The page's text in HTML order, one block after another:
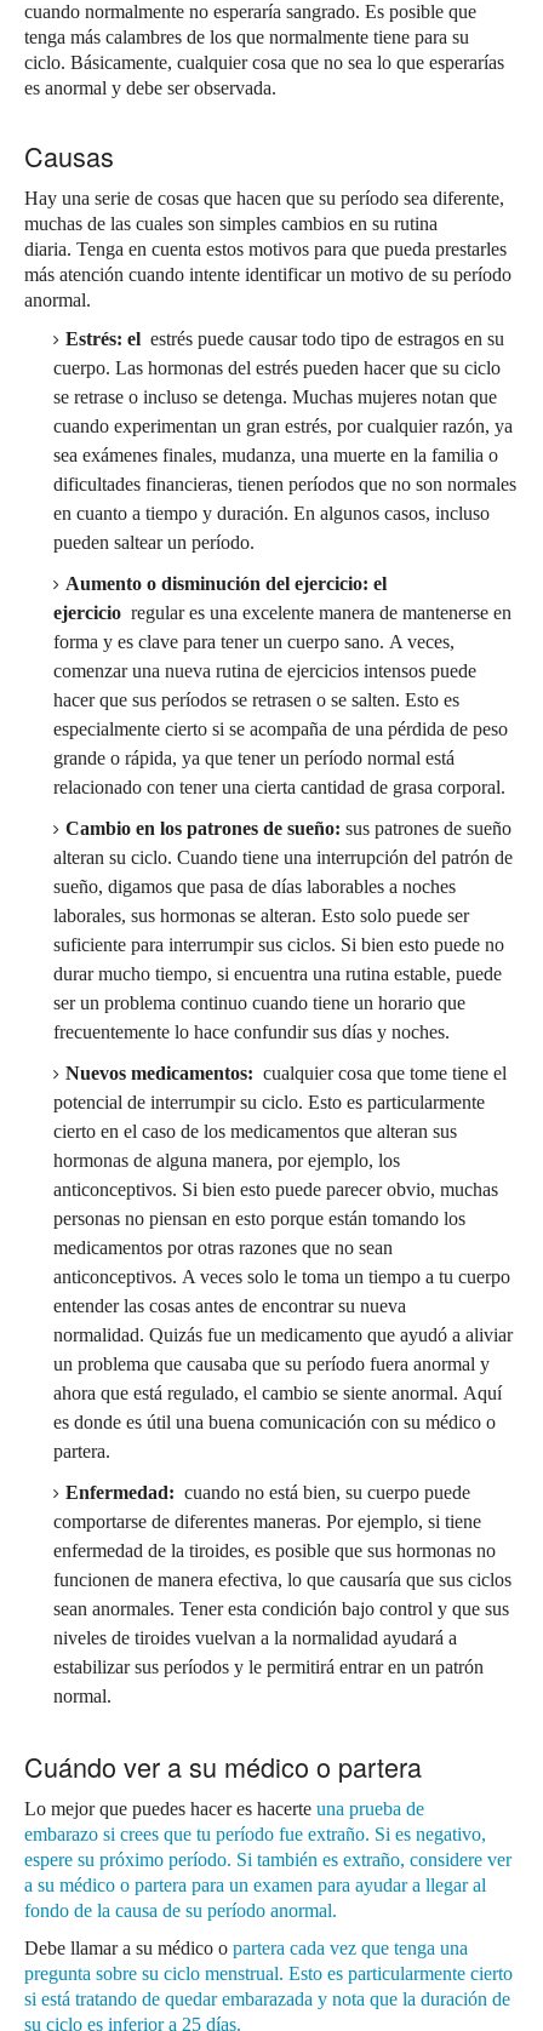
cuando normalmente no esperaría sangrado. Es posible que
tenga más calambres de los que normalmente tiene para su
ciclo. Básicamente, cualquier cosa que no sea lo que esperarías
es anormal y debe ser observada.
Causas
Hay una serie de cosas que hacen que su período sea diferente,
muchas de las cuales son simples cambios en su rutina
diaria. Tenga en cuenta estos motivos para que pueda prestarles
más atención cuando intente identificar un motivo de su período
anormal.
Estrés: el estrés puede causar todo tipo de estragos en su
cuerpo. Las hormonas del estrés pueden hacer que su ciclo
se retrase o incluso se detenga. Muchas mujeres notan que
cuando experimentan un gran estrés, por cualquier razón, ya
sea exámenes finales, mudanza, una muerte en la familia o
dificultades financieras, tienen períodos que no son normales
en cuanto a tiempo y duración. En algunos casos, incluso
pueden saltear un período.
Aumento o disminución del ejercicio: el
ejercicio regular es una excelente manera de mantenerse en
forma y es clave para tener un cuerpo sano. A veces,
comenzar una nueva rutina de ejercicios intensos puede
hacer que sus períodos se retrasen o se salten. Esto es
especialmente cierto si se acompaña de una pérdida de peso
grande o rápida, ya que tener un período normal está
relacionado con tener una cierta cantidad de grasa corporal.
Cambio en los patrones de sueño: sus patrones de sueño
alteran su ciclo. Cuando tiene una interrupción del patrón de
sueño, digamos que pasa de días laborables a noches
laborales, sus hormonas se alteran. Esto solo puede ser
suficiente para interrumpir sus ciclos. Si bien esto puede no
durar mucho tiempo, si encuentra una rutina estable, puede
ser un problema continuo cuando tiene un horario que
frecuentemente lo hace confundir sus días y noches.
Nuevos medicamentos: cualquier cosa que tome tiene el
potencial de interrumpir su ciclo. Esto es particularmente
cierto en el caso de los medicamentos que alteran sus
hormonas de alguna manera, por ejemplo, los
anticonceptivos. Si bien esto puede parecer obvio, muchas
personas no piensan en esto porque están tomando los
medicamentos por otras razones que no sean
anticonceptivos. A veces solo le toma un tiempo a tu cuerpo
entender las cosas antes de encontrar su nueva
normalidad. Quizás fue un medicamento que ayudó a aliviar
un problema que causaba que su período fuera anormal y
ahora que está regulado, el cambio se siente anormal. Aquí
es donde es útil una buena comunicación con su médico o
partera.
Enfermedad: cuando no está bien, su cuerpo puede
comportarse de diferentes maneras. Por ejemplo, si tiene
enfermedad de la tiroides, es posible que sus hormonas no
funcionen de manera efectiva, lo que causaría que sus ciclos
sean anormales. Tener esta condición bajo control y que sus
niveles de tiroides vuelvan a la normalidad ayudará a
estabilizar sus períodos y le permitirá entrar en un patrón
normal.
Cuándo ver a su médico o partera
Lo mejor que puedes hacer es hacerte una prueba de
embarazo si crees que tu período fue extraño. Si es negativo,
espere su próximo período. Si también es extraño, considere ver
a su médico o partera para un examen para ayudar a llegar al
fondo de la causa de su período anormal.
Debe llamar a su médico o partera cada vez que tenga una
pregunta sobre su ciclo menstrual. Esto es particularmente cierto
si está tratando de quedar embarazada y nota que la duración de
su ciclo es inferior a 25 días.